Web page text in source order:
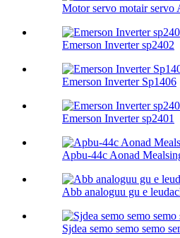
Motor servo motair servo
Emerson Inverter sp2402
Emerson Inverter Sp1406
Emerson Inverter sp2401
Apbu-44c Aonad
Abb analoguu gu e
Sjdea semo semo semo